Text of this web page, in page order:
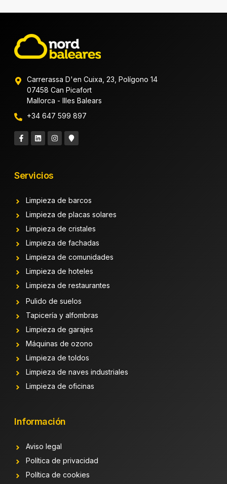
Carrerassa D'en Cuixa, 23, Polígono 14
07458 Can Picafort
Mallorca - Illes Balears
+34 647 599 897
Servicios
Limpieza de barcos
Limpieza de placas solares
Limpieza de cristales
Limpieza de fachadas
Limpieza de comunidades
Limpieza de hoteles
Limpieza de restaurantes
Pulido de suelos
Tapicería y alfombras
Limpieza de garajes
Máquinas de ozono
Limpieza de toldos
Limpieza de naves industriales
Limpieza de oficinas
Información
Aviso legal
Política de privacidad
Política de cookies